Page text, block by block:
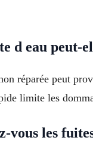
d eau peut-
réparée peut
limite les
vous les